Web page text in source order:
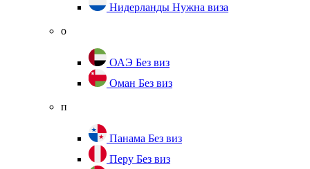
Нидерланды Нужна виза
о
ОАЭ Без виз
Оман Без виз
п
Панама Без виз
Перу Без виз